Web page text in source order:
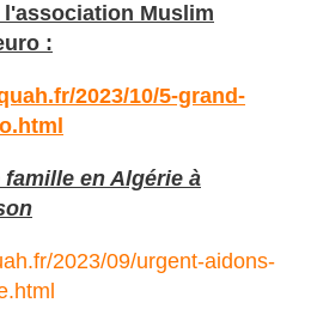
Muslim
:
2023/10/5-grand-
en Algérie à
2023/09/urgent-aidons-